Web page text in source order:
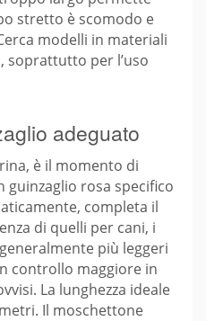
stretto è scomodo e
modelli in materiali
soprattutto per l’uso
adeguato
è il momento di
guinzaglio rosa specifico
completa il
di quelli per cani, i
più leggeri
controllo maggiore in
La lunghezza ideale
Il moschettone